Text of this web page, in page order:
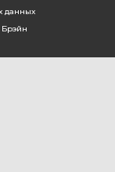
данных